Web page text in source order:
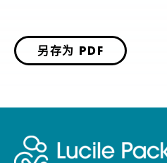
另存为 PDF